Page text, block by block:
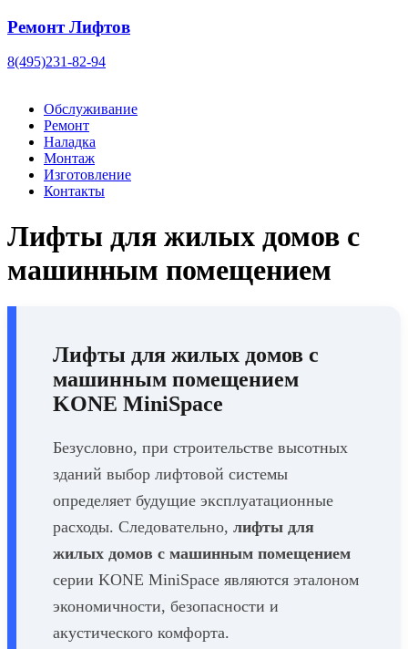
Ремонт Лифтов
8(495)231-82-94
Обслуживание
Ремонт
Наладка
Монтаж
Изготовление
Контакты
Лифты для жилых домов с
машинным помещением
Лифты для жилых домов с
машинным помещением
KONE MiniSpace
Безусловно, при строительстве высотных
зданий выбор лифтовой системы
определяет будущие эксплуатационные
расходы. Следовательно, лифты для
жилых домов с машинным помещением
серии KONE MiniSpace являются эталоном
экономичности, безопасности и
акустического комфорта.